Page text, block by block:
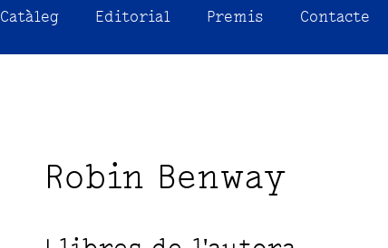
Catàleg Editorial Premis Contacte
Robin Benway